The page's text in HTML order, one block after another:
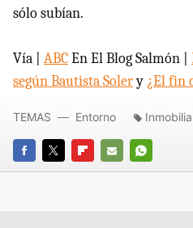
sólo subían.
Vía | ABCEn El Blog Salmón |
según Bautista Solery ¿El fin
FACEBOOK
TWITTERFLIPBOARD
E-
WHATSAPP
TEMAS Entorno